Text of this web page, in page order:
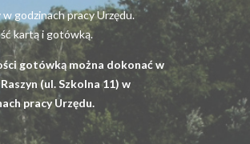
w godzinach pracy Urzędu.
kartą i gotówką.
gotówką można dokonać w
(ul. Szkolna 11) w
pracy Urzędu.